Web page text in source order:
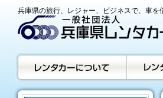
兵庫県の旅行、レジャー、ビジネスで、車